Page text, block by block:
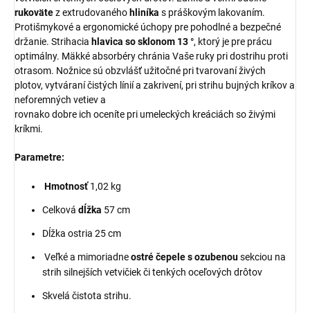
rukovätez extrudovaného hliníka s práškovým lakovaním.
Protišmykové a ergonomické úchopy pre pohodlné a bezpečné
držanie. Strihacia hlavica so sklonom 13 °, ktorý je pre prácu
optimálny. Mäkké absorbéry chránia Vaše ruky pri dostrihu proti
otrasom. Nožnice sú obzvlášť užitočné pri tvarovaní živých
plotov, vytváraní čistých línií a zakrivení, pri strihu bujných kríkov a
neforemných vetiev a
rovnako dobre ich oceníte pri umeleckých kreáciách so živými
kríkmi.
Parametre:
Hmotnosť1,02 kg
Celková dĺžka 57 cm
Dĺžka ostria 25 cm
Veľké a mimoriadneostré čepele s ozubenousekciou na
strih silnejších vetvičiek či tenkých oceľových drôtov
Skvelá čistota strihu.